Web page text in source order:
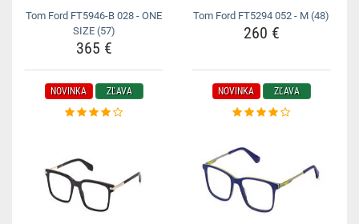
Tom Ford FT5946-B 028 - ONE
SIZE (57)
365 €
Tom Ford FT5294 052 - M (48)
260 €
NOVINKA ZĽAVA NOVINKA ZĽAVA